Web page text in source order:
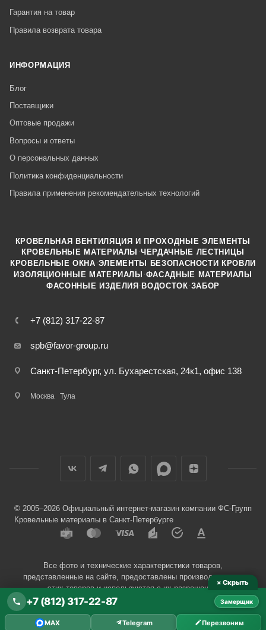
Гарантия на товар
Правила возврата товара
ИНФОРМАЦИЯ
Блог
Поставщики
Оптовые продажи
Вопросы и ответы
О персональных данных
Политика конфиденциальности
Правила применения рекомендательных технологий
+7 (812) 317-22-87
spb@favor-group.ru
Санкт-Петербург, ул. Бухарестская, 24к1, офис 138
Москва Тула
КРОВЕЛЬНАЯ ВЕНТИЛЯЦИЯ И ПРОХОДНЫЕ ЭЛЕМЕНТЫ
КРОВЕЛЬНЫЕ МАТЕРИАЛЫ ·ЧЕРДАЧНЫЕ ЛЕСТНИЦЫ
КРОВЕЛЬНЫЕ ОКНА ·ЭЛЕМЕНТЫ БЕЗОПАСНОСТИ КРОВЛИ
ИЗОЛЯЦИОННЫЕ МАТЕРИАЛЫ ·ФАСАДНЫЕ МАТЕРИАЛЫ
ФАСОННЫЕ ИЗДЕЛИЯ ·ВОДОСТОК ·ЗАБОР
© 2005–2026 Официальный интернет-магазин компании ФС-Групп
Кровельные материалы в Санкт-Петербурге
Все фото и технические характеристики товаров,
представленные на сайте, предоставлены производителями
этих товаров и используются с их разрешения.
× Скрыть
+7 (812) 317-22-87 Замерщик
MAX Telegram Перезвоним